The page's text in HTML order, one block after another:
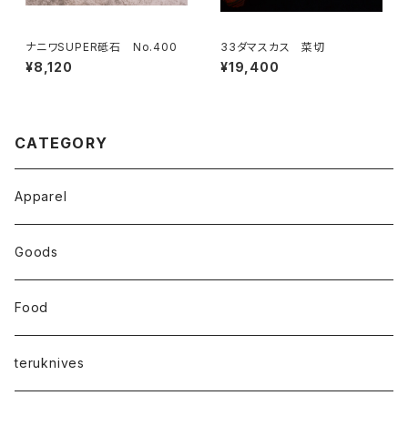
ナニワSUPER砥石 No.400
¥8,120
33ダマスカス 菜切
¥19,400
CATEGORY
Apparel
Goods
Food
teruknives